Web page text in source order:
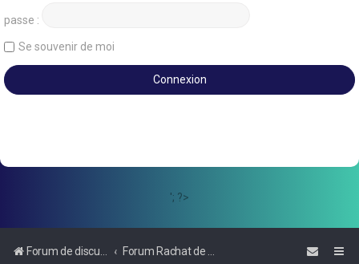
passe :
Se souvenir de moi
'; ?>
Forum de discussions sur le Regroupement de Crédits et le Rachat de Crédits